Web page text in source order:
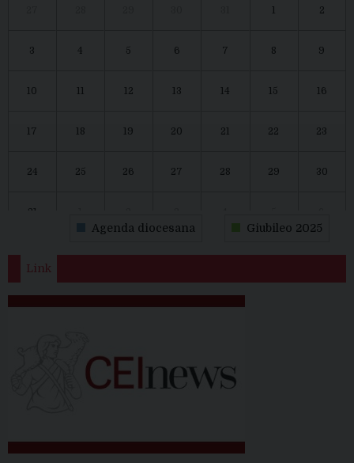
1 2
3 4 5 6 7 8 9
10 11 12 13 14 15 16
17 18 19 20 21 22 23
24 25 26 27 28 29 30
31
Agenda diocesana Giubileo 2025
Link